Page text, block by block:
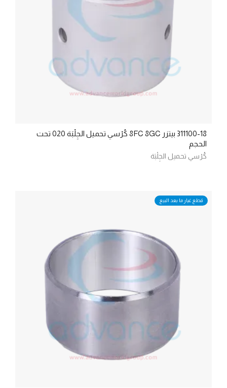
311100-18 بيتزر 8FC 8GC كُرْسي تحميل الجِلْبَة 020 تحت
الحجم
كُرْسي تحميل الجِلْبَة
قطع غيار ما بعد البيع